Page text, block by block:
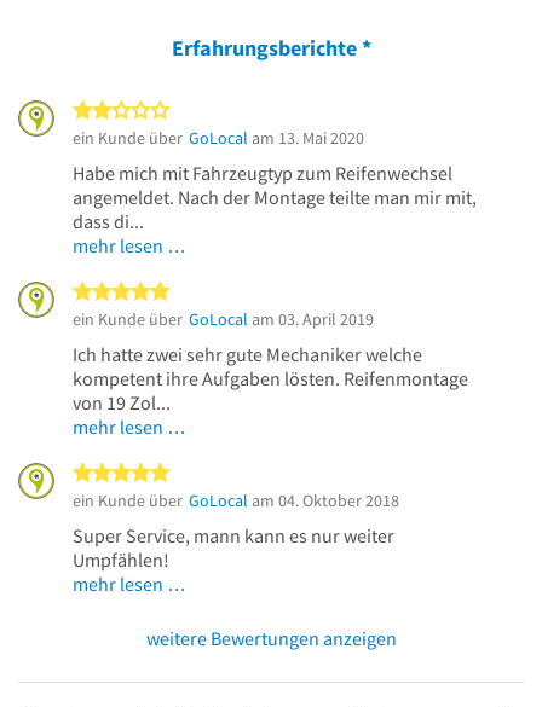
Erfahrungsberichte*
ein Kunde über GoLocal am 13. Mai 2020
Habe mich mit Fahrzeugtyp zum Reifenwechsel
angemeldet. Nach der Montage teilte man mir mit,
dass di...
mehr lesen …
ein Kunde über GoLocal am 03. April 2019
Ich hatte zwei sehr gute Mechaniker welche
kompetent ihre Aufgaben lösten. Reifenmontage
von 19 Zol...
mehr lesen …
ein Kunde über GoLocal am 04. Oktober 2018
Super Service, mann kann es nur weiter
Umpfählen!
mehr lesen …
weitere Bewertungen anzeigen